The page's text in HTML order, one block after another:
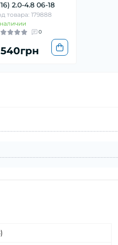
2.0-4.8 06-18
товара: 179888
0
540грн